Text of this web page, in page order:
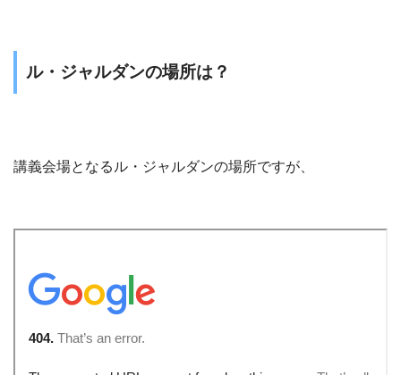
ル・ジャルダンの場所は？
講義会場となるル・ジャルダンの場所ですが、